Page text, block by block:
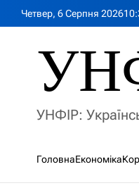
Четвер, 6 Серпня 202610:
УНФІР:
ГоловнаЕкономіка